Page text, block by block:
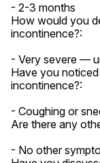
- 2-3 months
How would you
incontinence?:
- Very severe —
Have you
incontinence?:
- Coughing or
Are there any
- No other